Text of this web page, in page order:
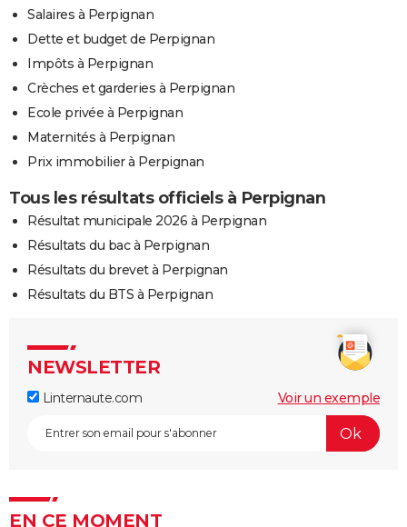
Salaires à Perpignan
Dette et budget de Perpignan
Impôts à Perpignan
Crèches et garderies à Perpignan
Ecole privée à Perpignan
Maternités à Perpignan
Prix immobilier à Perpignan
Tous les résultats officiels à Perpignan
Résultat municipale 2026 à Perpignan
Résultats du bac à Perpignan
Résultats du brevet à Perpignan
Résultats du BTS à Perpignan
NEWSLETTER
Linternaute.com Voir un exemple
EN CE MOMENT